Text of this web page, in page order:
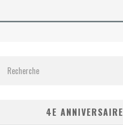
4E ANNIVERSAIRE